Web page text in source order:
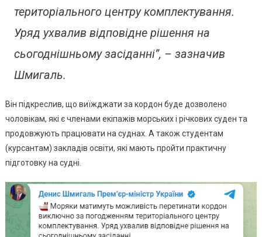
Подробиці
територіального центру комплектування.
Уряд ухвалив відповідне рішення на
сьогоднішньому засіданні”, – зазначив
Шмигаль.
Він підкреслив, що виїжджати за кордон буде дозволено
чоловікам, які є членами екіпажів морських і річкових суден та
продовжують працювати на суднах. А також студентам
(курсантам) закладів освіти, які мають пройти практичну
підготовку на судні.